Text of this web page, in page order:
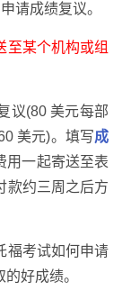
成绩复议。
至某个机构或组
(80 美元每部
美元)。填写成
用一起寄送至表
款约三周之后方
考试如何申请
好成绩。